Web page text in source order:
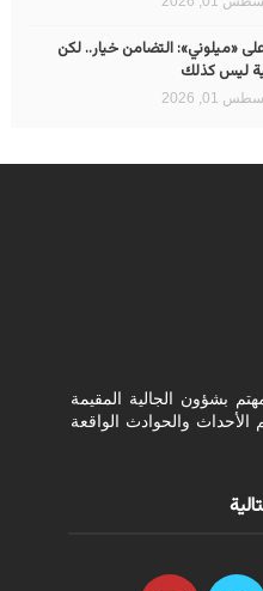
«ميلوني»: التضامن خيار.. لكن
ليس كذلك
01, 2026
بشؤون الجالية المقيمة
والحوادث الواقعة